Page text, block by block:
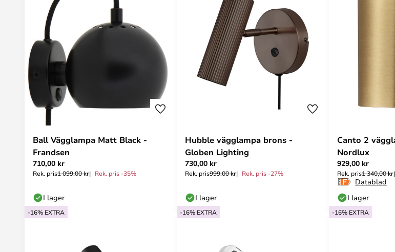
Ball Vägglampa Matt Black -
Frandsen
710,00 kr
Rek. pris1 099,00 kr Rek. pris -35%
I lager
Hubble vägglampa brons -
Globen Lighting
730,00 kr
Rek. pris999,00 kr Rek. pris -27%
I lager
Canto 2
Nordlux
929,00 kr
Rek. pris1 340,00 kr
Datablad
I lager
-16% EXTRA -16% EXTRA -16% EXTRA